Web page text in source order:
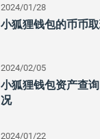
2024/01/28
小狐狸钱包的币币
2024/02/05
小狐狸钱包资产查
况
2024/01/22